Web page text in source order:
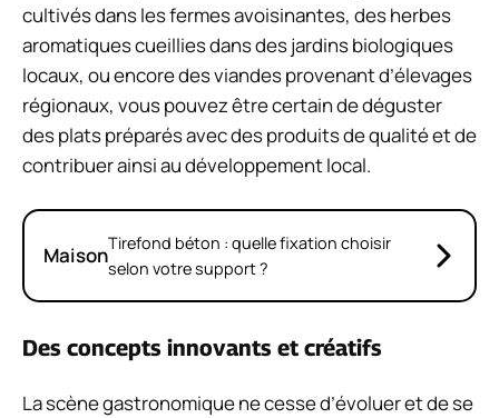
cultivés dans les fermes avoisinantes, des herbes
aromatiques cueillies dans des jardins biologiques
locaux, ou encore des viandes provenant d’élevages
régionaux, vous pouvez être certain de déguster
des plats préparés avec des produits de qualité et de
contribuer ainsi au développement local.
MaisonTirefond béton : quelle fixation choisir
selon votre support ?
Des concepts innovants et créatifs
La scène gastronomique ne cesse d’évoluer et de se